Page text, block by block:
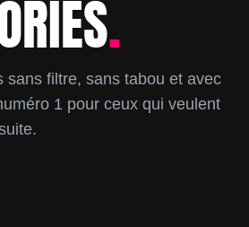
.
sans filtre, sans tabou et avec
1 pour ceux qui veulent